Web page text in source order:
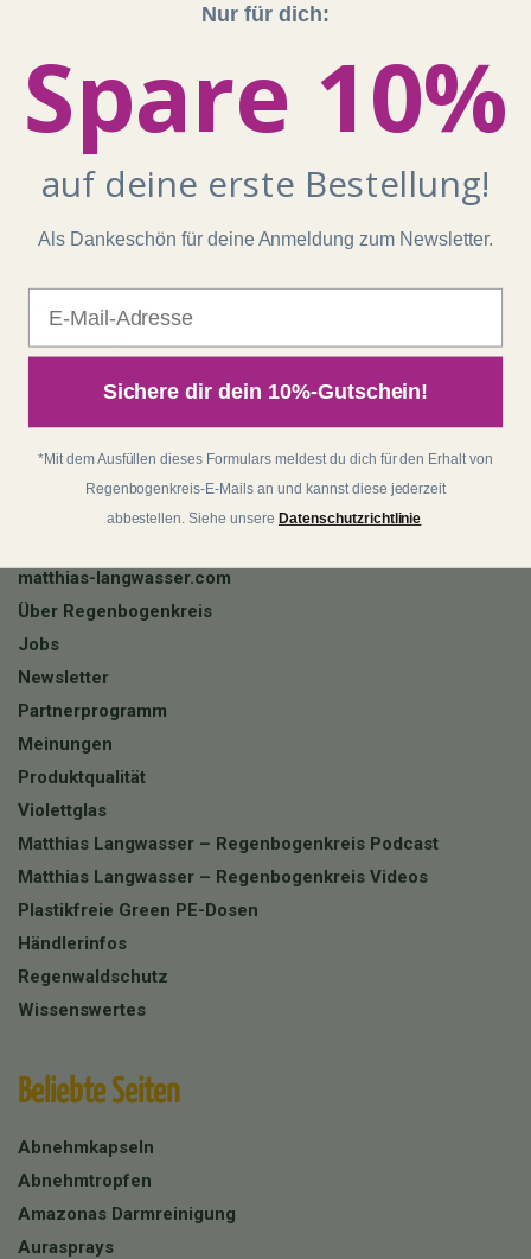
Unser Shop läuft auf 100 % Ökostrom aus erneuerbaren
Impressum
Widerrufsrecht
Datenschutz
Regenbogenkreis
matthias-langwasser.com
Über Regenbogenkreis
Jobs
Newsletter
Partnerprogramm
Meinungen
Produktqualität
Violettglas
Matthias Langwasser – Regenbogenkreis Podcast
Matthias Langwasser – Regenbogenkreis Videos
Plastikfreie Green PE-Dosen
Händlerinfos
Regenwaldschutz
Wissenswertes
Beliebte Seiten
Abnehmkapseln
Abnehmtropfen
Amazonas Darmreinigung
Aurasprays
Nur für dich:
Spare 10%
auf deine erste Bestellung!
Als Dankeschön für deine Anmeldung zum Newsletter.
Sichere dir dein 10%-Gutschein!
*Mit dem Ausfüllen dieses Formulars meldest du dich für den Erhalt von
Regenbogenkreis-E-Mails an und kannst diese jederzeit
abbestellen. Siehe unsere Datenschutzrichtlinie